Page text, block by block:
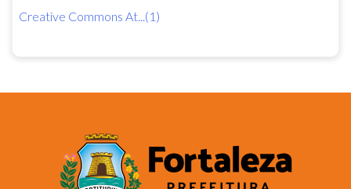
Creative Commons At...(1)